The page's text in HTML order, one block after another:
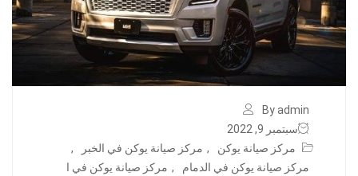
By admin
سبتمبر 9, 2022
مركز صيانة يوكن
, مركز صيانة يوكن في الخبر
,
مركز صيانة يوكن في الدمام
, مركز صيانة يوكن في ا